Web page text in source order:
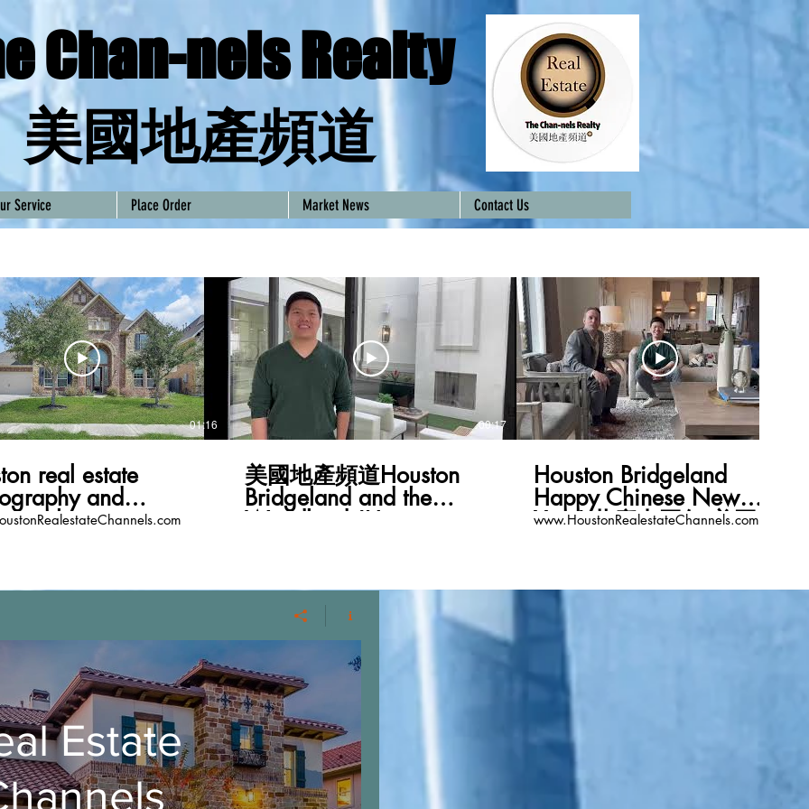
Chan-nels Realty
​美國地產頻道
Service Place Order Market News Contact Us
01:16
real estate
and
00:17
美國地產頻道Houston
Bridgeland and the
Woodlands!Happy
Houston Bridgeland
Happy Chinese New
Year! 共慶中國年 美國地
www.HoustonRealestateChannels.com
Estate